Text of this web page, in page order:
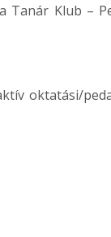
Tanár Klub –
oktatási/